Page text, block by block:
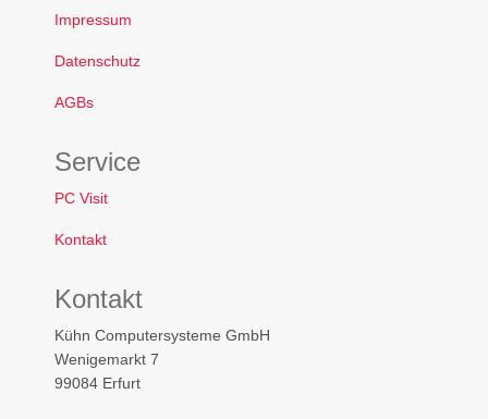
Impressum
Datenschutz
AGBs
Service
PC Visit
Kontakt
Kontakt
Kühn Computersysteme GmbH
Wenigemarkt 7
99084 Erfurt